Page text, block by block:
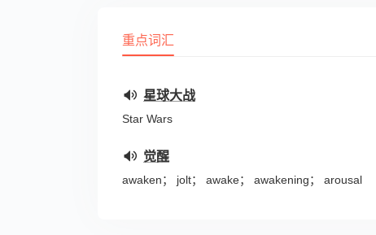
重点词汇
星球大战
Star Wars
觉醒
awaken； jolt； awake； awakening； arousal